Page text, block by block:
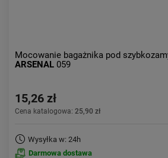
Mocowanie bagażnika pod
ARSENAL 059
15,26 zł
Cena katalogowa: 25,90 zł
Wysyłka w: 24h
Darmowa dostawa